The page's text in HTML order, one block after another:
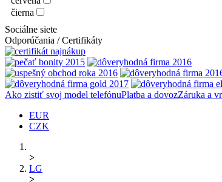
čierna
Sociálne siete
Odporúčania / Certifikáty
Ako zistiť svoj model telefónuPlatba a dovozZáruka a
EUR
CZK
>
LG
>